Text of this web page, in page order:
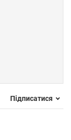
Підписатися